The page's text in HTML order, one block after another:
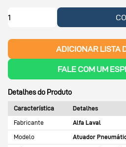
ADICIONAR LISTA
FALE COM UM
Detalhes do Produto
Característica
Detalhes
Fabricante
Alfa Laval
Modelo
Atuador